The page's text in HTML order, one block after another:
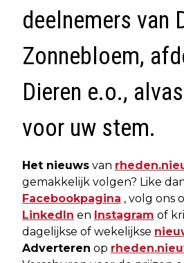
deelnemers van
Zonnebloem,
Dieren e.o.,
voor uw stem.
Het nieuws van
gemakkelijk volgen? Like
Facebookpagina , volg ons
LinkedIn en Instagram of
dagelijkse of wekelijkse
Adverteren op